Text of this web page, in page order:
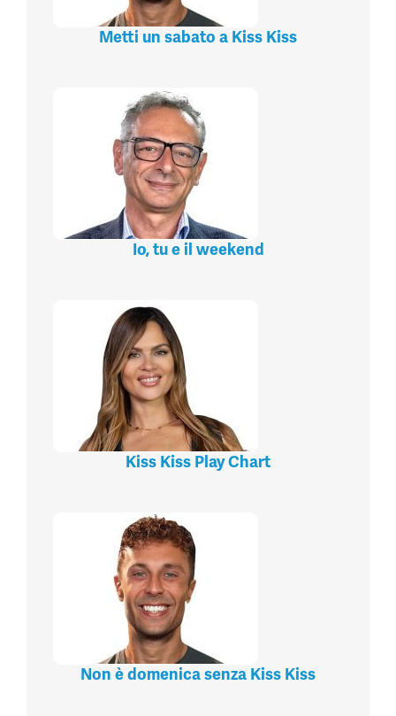
Metti un sabato a Kiss Kiss
Io, tu e il weekend
Kiss Kiss Play Chart
Non è domenica senza Kiss Kiss